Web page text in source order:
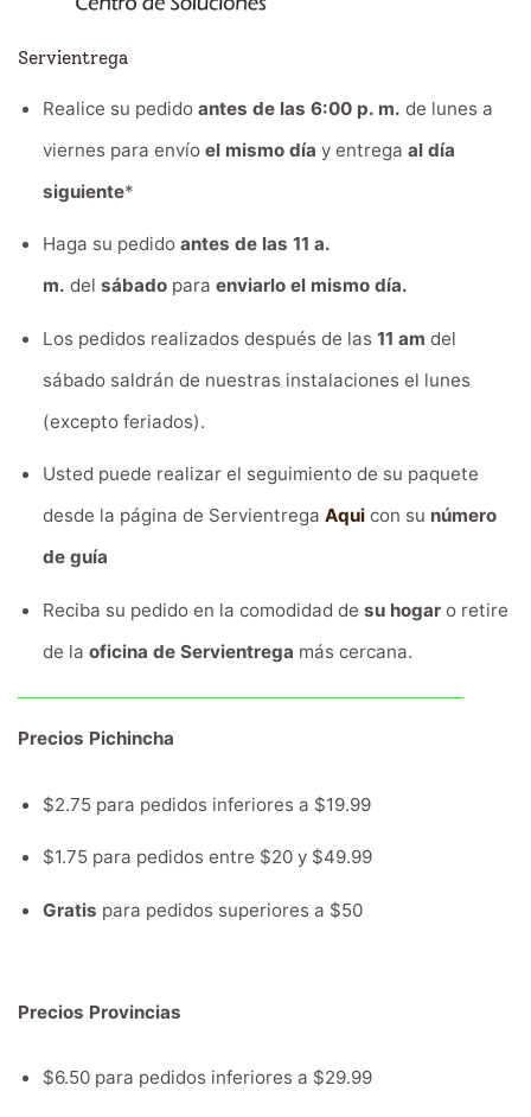
Servientrega
Realice su pedido antes de las 6:00 p. m. de lunes a
viernes para envío el mismo día y entrega al día
siguiente*
Haga su pedido antes de las 11 a.
m. del sábadopara enviarlo el mismo día.
Los pedidos realizados después de las 11 am del
sábado saldrán de nuestras instalaciones el lunes
(excepto feriados).
Usted puede realizar el seguimiento de su paquete
desde la página de Servientrega Aquicon su número
de guía
Reciba su pedido en la comodidad de su hogaro retire
de la oficina de Servientrega más cercana.
Precios Pichincha
$2.75 para pedidos inferiores a $19.99
$1.75 para pedidos entre $20 y $49.99
Gratis para pedidos superiores a $50
Precios Provincias
$6.50 para pedidos inferiores a $29.99